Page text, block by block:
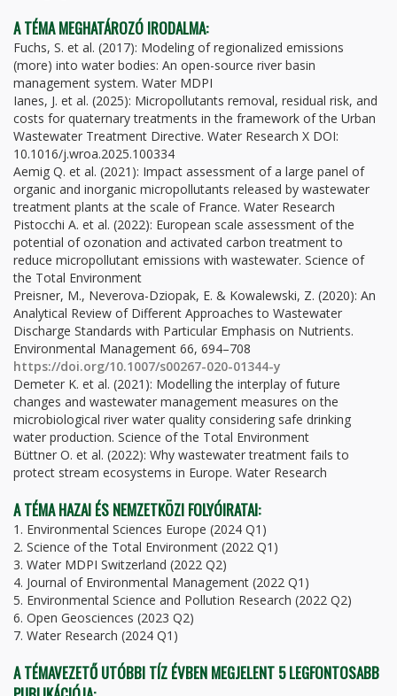
A TÉMA MEGHATÁROZÓ IRODALMA:
Fuchs, S. et al. (2017): Modeling of regionalized emissions
(more) into water bodies: An open-source river basin
management system. Water MDPI
Ianes, J. et al. (2025): Micropollutants removal, residual risk, and
costs for quaternary treatments in the framework of the Urban
Wastewater Treatment Directive. Water Research X DOI:
10.1016/j.wroa.2025.100334
Aemig Q. et al. (2021): Impact assessment of a large panel of
organic and inorganic micropollutants released by wastewater
treatment plants at the scale of France. Water Research
Pistocchi A. et al. (2022): European scale assessment of the
potential of ozonation and activated carbon treatment to
reduce micropollutant emissions with wastewater. Science of
the Total Environment
Preisner, M., Neverova-Dziopak, E. & Kowalewski, Z. (2020): An
Analytical Review of Different Approaches to Wastewater
Discharge Standards with Particular Emphasis on Nutrients.
Environmental Management 66, 694–708
https://doi.org/10.1007/s00267-020-01344-y
Demeter K. et al. (2021): Modelling the interplay of future
changes and wastewater management measures on the
microbiological river water quality considering safe drinking
water production. Science of the Total Environment
Büttner O. et al. (2022): Why wastewater treatment fails to
protect stream ecosystems in Europe. Water Research
A TÉMA HAZAI ÉS NEMZETKÖZI FOLYÓIRATAI:
1. Environmental Sciences Europe (2024 Q1)
2. Science of the Total Environment (2022 Q1)
3. Water MDPI Switzerland (2022 Q2)
4. Journal of Environmental Management (2022 Q1)
5. Environmental Science and Pollution Research (2022 Q2)
6. Open Geosciences (2023 Q2)
7. Water Research (2024 Q1)
A TÉMAVEZETŐ UTÓBBI TÍZ ÉVBEN MEGJELENT 5 LEGFONTOSABB